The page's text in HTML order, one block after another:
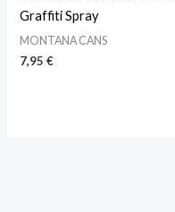
Graffiti Spray
MONTANA CANS
7,95€